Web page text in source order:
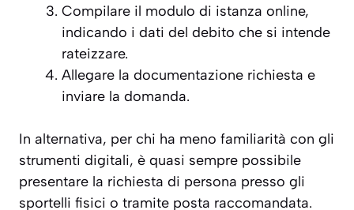
Compilare il modulo di istanza online,
indicando i dati del debito che si intende
rateizzare.
Allegare la documentazione richiesta e
inviare la domanda.
In alternativa, per chi ha meno familiarità con gli
strumenti digitali, è quasi sempre possibile
presentare la richiesta di persona presso gli
sportelli fisici o tramite posta raccomandata.